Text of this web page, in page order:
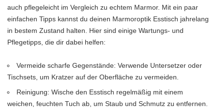
auch pflegeleicht im Vergleich zu echtem Marmor. Mit ein paar
einfachen Tipps kannst du deinen Marmoroptik Esstisch jahrelang
in bestem Zustand halten. Hier sind einige Wartungs- und
Pflegetipps, die dir dabei helfen:
Vermeide scharfe Gegenstände: Verwende Untersetzer oder
Tischsets, um Kratzer auf der Oberfläche zu vermeiden.
Reinigung: Wische den Esstisch regelmäßig mit einem
weichen, feuchten Tuch ab, um Staub und Schmutz zu entfernen.